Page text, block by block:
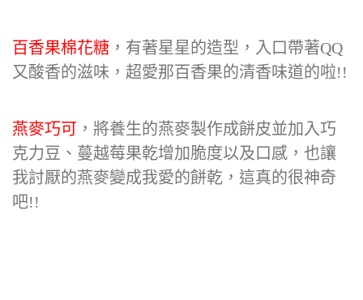
百香果棉花糖 ，有著星星的造型，入口帶著QQ
又酸香的滋味，超愛那百香果的清香味道的啦!!
燕麥巧可 ，將養生的燕麥製作成餅皮並加入巧
克力豆、蔓越莓果乾增加脆度以及口感，也讓
我討厭的燕麥變成我愛的餅乾，這真的很神奇
吧!!